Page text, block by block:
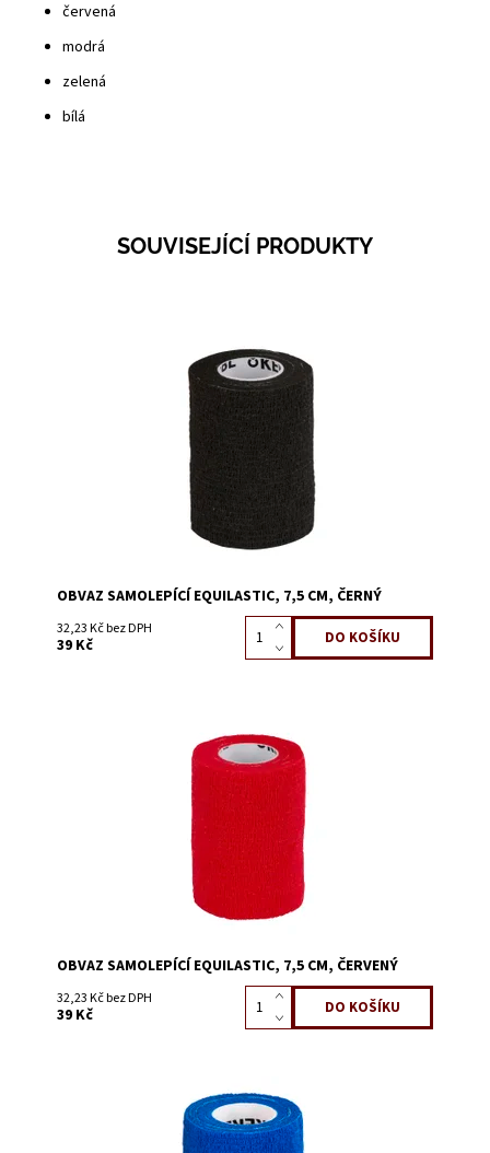
červená
modrá
zelená
bílá
SOUVISEJÍCÍ PRODUKTY
Skladem 38
3130J
OBVAZ SAMOLEPÍCÍ EQUILASTIC, 7,5 CM, ČERNÝ
32,23 Kč bez DPH
39 Kč
Skladem 111
3130G
OBVAZ SAMOLEPÍCÍ EQUILASTIC, 7,5 CM, ČERVENÝ
32,23 Kč bez DPH
39 Kč
Skladem 42
3130H